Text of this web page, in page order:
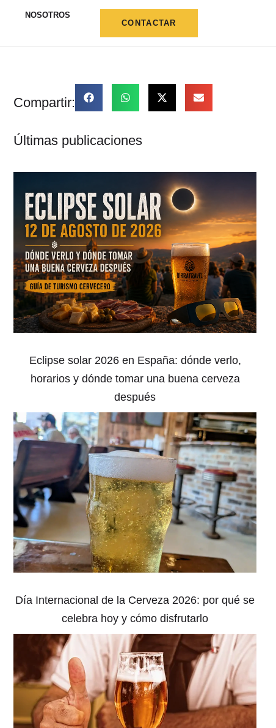
NOSOTROS
CONTACTAR
Compartir:
Últimas publicaciones
Eclipse solar 2026 en España: dónde verlo,
horarios y dónde tomar una buena cerveza
después
Día Internacional de la Cerveza 2026: por qué se
celebra hoy y cómo disfrutarlo